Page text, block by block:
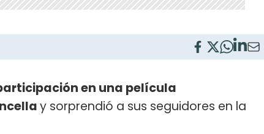
en una película
y sorprendió a sus seguidores en la